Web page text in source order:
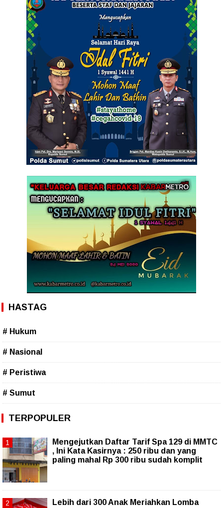
HASTAG
# Hukum
# Nasional
# Peristiwa
# Sumut
TERPOPULER
Mengejutkan Daftar Tarif Spa 129 di MMTC
, Ini Kata Kasirnya : 250 ribu dan yang
paling mahal Rp 300 ribu sudah komplit
Lebih dari 300 Anak Meriahkan Lomba